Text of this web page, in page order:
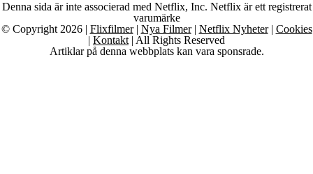
Denna sida är inte associerad med Netflix, Inc. Netflix är ett registrerat
varumärke
© Copyright 2026 | Flixfilmer| Nya Filmer| Netflix Nyheter| Cookies
| Kontakt | All Rights Reserved
Artiklar på denna webbplats kan vara sponsrade.